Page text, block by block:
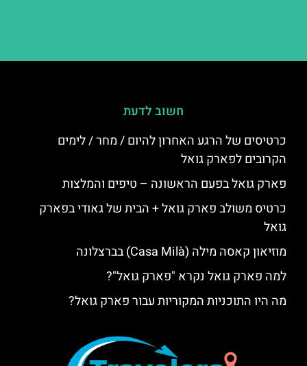
חשוב לדעת
כרטיסים של הרגע האחרון להיום / מחר / לימים
הקרובים לפארק גואל
פארק גואל בפעם הראשונה – טיפים והמלצות
כרטיס משולב פארק גואל + הבית של גאודי בפארק
גואל
מוזיאון קאסה מילה (Casa Milà) בברצלונה
למה פארק גואל נקרא "פארק גואל"?
מה היו התוכניות המקוריות עבור פארק גואל?